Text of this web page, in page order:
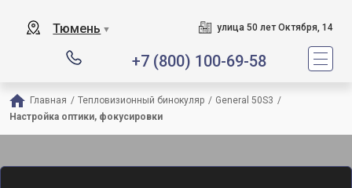
Тюмень ▼ улица 50 лет Октября, 14
+7 (800) 100-69-58
Главная / Тепловизионный бинокуляр / General 50S3 /
Настройка оптики, фокусировки